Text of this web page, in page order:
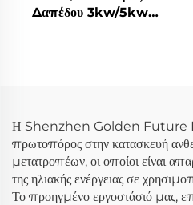
Δαπέδου 3kw/5kw
Η Shenzhen Golden Future
πρωτοπόρος στην κατασκευή
μετατροπέων, οι οποίοι είναι
της ηλιακής ενέργειας σε
Το προηγμένο εργοστάσιό μας,